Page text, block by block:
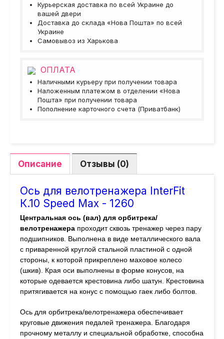
Курьерская доставка по всей Украине до
вашей двери
Доставка до склада «Нова Пошта» по всей
Украине
Самовывоз из Харькова
ОПЛАТА
Наличными курьеру при получении товара
Наложенным платежом в отделении «Нова
Пошта» при получении товара
Пополнение карточного счета (Приватбанк)
Описание Отзывы (0)
Ось для велотренажера InterFit
К.10 Speed Max - 1260
Центральная ось (вал) для орбитрека/
велотренажера проходит сквозь тренажер через пару
подшипников. Выполнена в виде металлического вала
с приваренной круглой стальной пластиной с одной
стороны, к которой прикреплено маховое колесо
(шкив). Края оси выполнены в форме конусов, на
которые одевается крестовина либо шатун. Крестовина
притягивается на конус с помощью гаек либо болтов.
Ось для орбитрека/велотренажера обеспечивает
круговые движения педалей тренажера. Благодаря
прочному металлу и специальной обработке, способна